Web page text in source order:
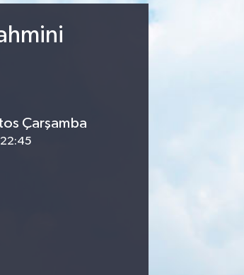
Çarşamba
22:45